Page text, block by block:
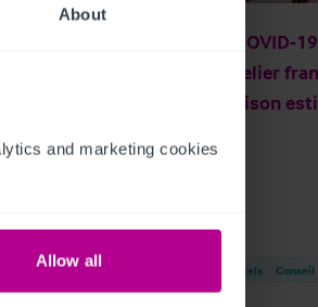
About
and marketing cookies
Allow all
Impact du COVID-
marché hôtelier
durant la saison
Hotels Conseil